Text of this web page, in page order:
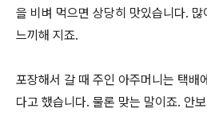
을 비벼 먹으면 상당히 맛있습니다.
느끼해 지죠.
포장해서 갈 때 주인 아주머니는 택배
다고 했습니다. 물론 맞는 말이죠. 안